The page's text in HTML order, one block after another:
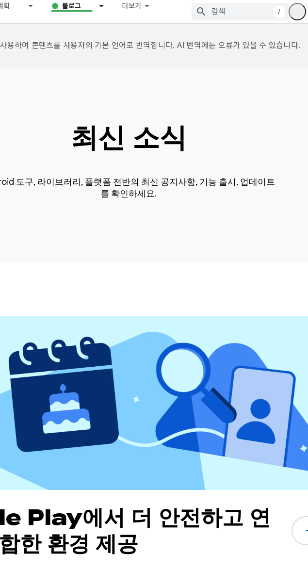
획 블로그 더보기
/
용하여 콘텐츠를 사용자의 기본 언어로 번역합니다. AI 번역에는 오류가 있을 수 있습니다.
최신 소식
도구, 라이브러리, 플랫폼 전반의 최신 공지사항, 기능 출시, 업데이트
를 확인하세요.
Play에서 더 안전하고 연
한 환경 제공